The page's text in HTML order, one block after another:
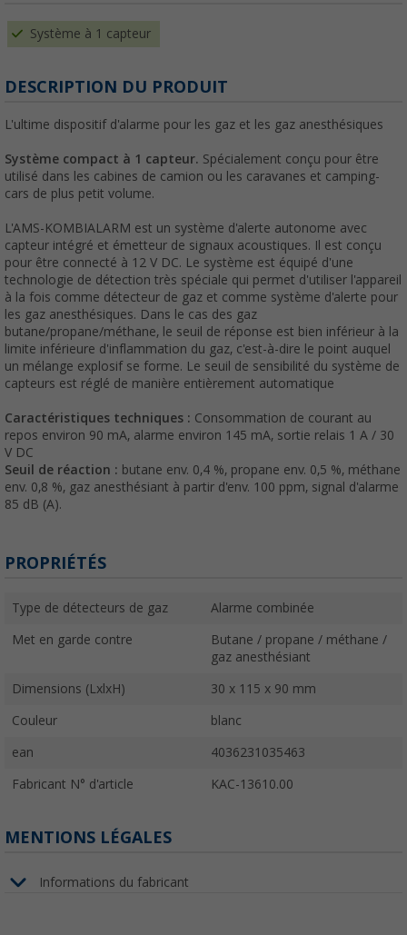
Système à 1 capteur
DESCRIPTION DU PRODUIT
L'ultime dispositif d'alarme pour les gaz et les gaz anesthésiques
Système compact à 1 capteur. Spécialement conçu pour être
utilisé dans les cabines de camion ou les caravanes et camping-
cars de plus petit volume.
L'AMS-KOMBIALARM est un système d'alerte autonome avec
capteur intégré et émetteur de signaux acoustiques. Il est conçu
pour être connecté à 12 V DC. Le système est équipé d'une
technologie de détection très spéciale qui permet d'utiliser l'appareil
à la fois comme détecteur de gaz et comme système d'alerte pour
les gaz anesthésiques. Dans le cas des gaz
butane/propane/méthane, le seuil de réponse est bien inférieur à la
limite inférieure d'inflammation du gaz, c'est-à-dire le point auquel
un mélange explosif se forme. Le seuil de sensibilité du système de
capteurs est réglé de manière entièrement automatique
Caractéristiques techniques : Consommation de courant au
repos environ 90 mA, alarme environ 145 mA, sortie relais 1 A / 30
V DC
Seuil de réaction : butane env. 0,4 %, propane env. 0,5 %, méthane
env. 0,8 %, gaz anesthésiant à partir d'env. 100 ppm, signal d'alarme
85 dB (A).
PROPRIÉTÉS
Type de détecteurs de gaz Alarme combinée
Met en garde contre
Butane / propane / méthane /
gaz anesthésiant
Dimensions (LxlxH) 30 x 115 x 90 mm
Couleur blanc
ean 4036231035463
Fabricant N° d'article KAC-13610.00
MENTIONS LÉGALES
Informations du fabricant